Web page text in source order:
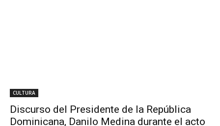
CULTURA
Discurso del Presidente de la República
Dominicana, Danilo Medina durante el acto